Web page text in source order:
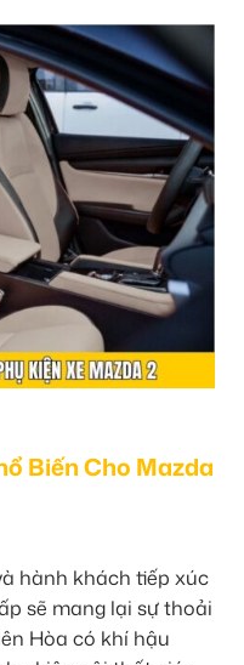
Biến Cho Mazda
hành khách tiếp xúc
sẽ mang lại sự thoải
Hòa có khí hậu